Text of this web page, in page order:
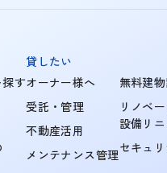
す
貸したい
オーナー様へ
受託・管理
不動産活用
メンテナンス管理
無料建
リノベ
設備リ
セキュ